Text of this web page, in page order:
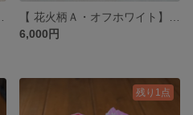
6,000円
残り1点